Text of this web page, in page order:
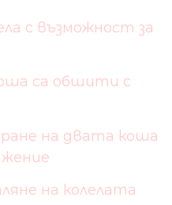
с възможност за
са обшити с
на двата коша
на колелата